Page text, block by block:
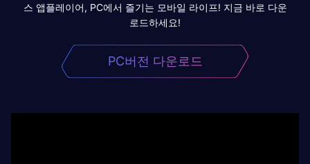
스 앱플레이어, PC에서 즐기는 모바일 라이프! 지금 바로 다운
로드하세요!
PC버전 다운로드